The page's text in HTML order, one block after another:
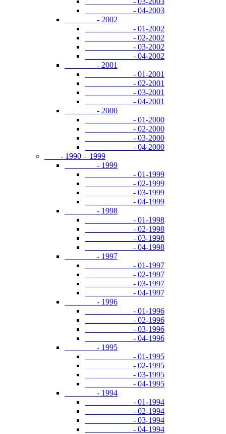
- 04-2003
- 2002
- 01-2002
- 02-2002
- 03-2002
- 04-2002
- 2001
- 01-2001
- 02-2001
- 03-2001
- 04-2001
- 2000
- 01-2000
- 02-2000
- 03-2000
- 04-2000
- 1990 – 1999
- 1999
- 01-1999
- 02-1999
- 03-1999
- 04-1999
- 1998
- 01-1998
- 02-1998
- 03-1998
- 04-1998
- 1997
- 01-1997
- 02-1997
- 03-1997
- 04-1997
- 1996
- 01-1996
- 02-1996
- 03-1996
- 04-1996
- 1995
- 01-1995
- 02-1995
- 03-1995
- 04-1995
- 1994
- 01-1994
- 02-1994
- 03-1994
- 04-1994